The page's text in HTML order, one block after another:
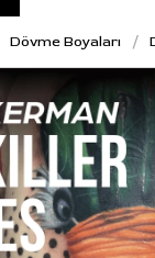
Dövme Boyaları